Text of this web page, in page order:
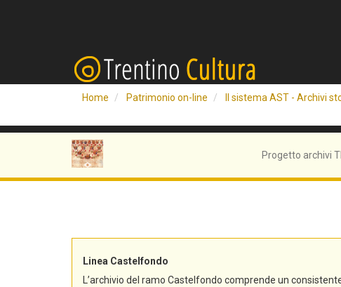
Home Patrimonio on-line Il sistema AST - Archivi
Progetto archivi
Linea Castelfondo
L’archivio del ramo Castelfondo comprende un